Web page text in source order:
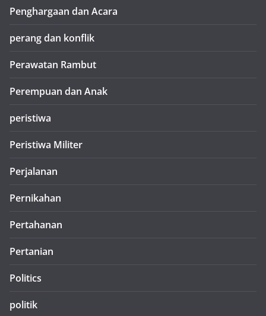
Penghargaan dan Acara
perang dan konflik
Perawatan Rambut
Perempuan dan Anak
peristiwa
Peristiwa Militer
Perjalanan
Pernikahan
Pertahanan
Pertanian
Politics
politik